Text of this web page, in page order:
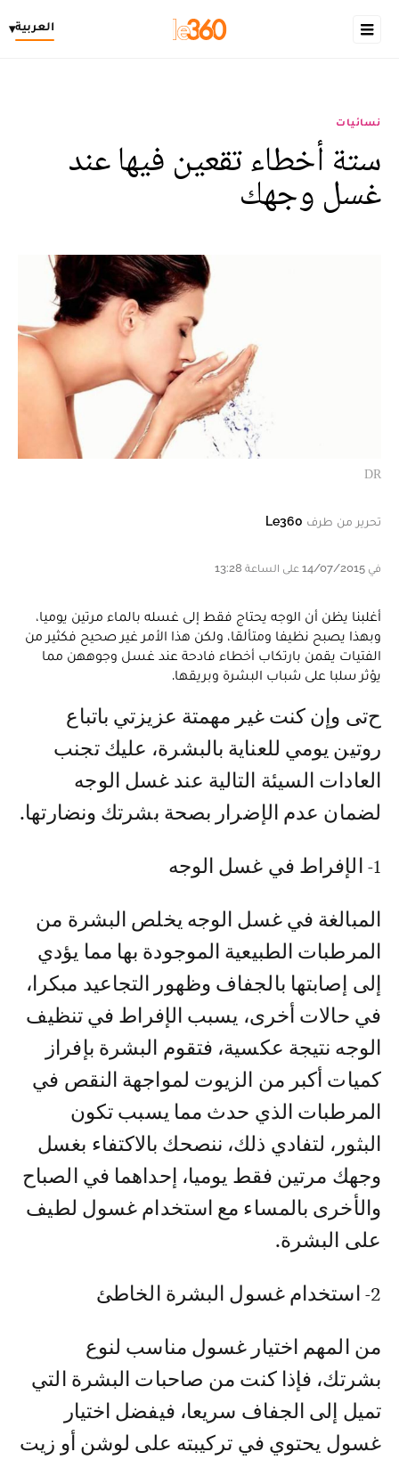
العربية▾
نسائيات
ستة أخطاء تقعين فيها عند
غسل وجهك
DR
تحرير من طرف Le360
في 14/07/2015 على الساعة 13:28
أغلبنا يظن أن الوجه يحتاج فقط إلى غسله بالماء مرتين يوميا،
وبهذا يصبح نظيفا ومتألقا، ولكن هذا الأمر غير صحيح فكثير من
الفتيات يقمن بارتكاب أخطاء فادحة عند غسل وجوههن مما
يؤثر سلبا على شباب البشرة وبريقها.
حتى وإن كنت غير مهمتة عزيزتي باتباع
روتين يومي للعناية بالبشرة، عليك تجنب
العادات السيئة التالية عند غسل الوجه
لضمان عدم الإضرار بصحة بشرتك ونضارتها.
1- الإفراط في غسل الوجه
المبالغة في غسل الوجه يخلص البشرة من
المرطبات الطبيعية الموجودة بها مما يؤدي
إلى إصابتها بالجفاف وظهور التجاعيد مبكرا،
في حالات أخرى، يسبب الإفراط في تنظيف
الوجه نتيجة عكسية، فتقوم البشرة بإفراز
كميات أكبر من الزيوت لمواجهة النقص في
المرطبات الذي حدث مما يسبب تكون
البثور، لتفادي ذلك، ننصحك بالاكتفاء بغسل
وجهك مرتين فقط يوميا، إحداهما في الصباح
والأخرى بالمساء مع استخدام غسول لطيف
على البشرة.
2- استخدام غسول البشرة الخاطئ
من المهم اختيار غسول مناسب لنوع
بشرتك، فإذا كنت من صاحبات البشرة التي
تميل إلى الجفاف سريعا، فيفضل اختيار
غسول يحتوي في تركيبته على لوشن أو زيت